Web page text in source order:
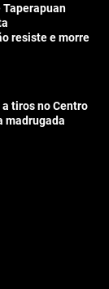
Taperapuan
resiste e morre
tiros no Centro
madrugada